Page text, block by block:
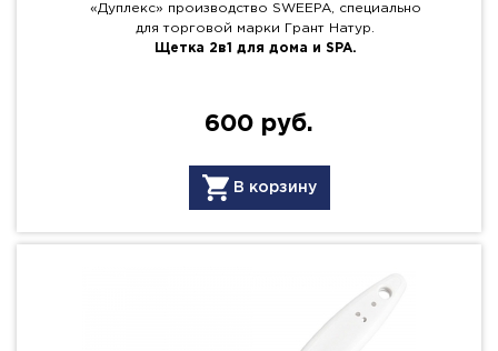
«Дуплекс» производство SWEEPA, специально
для торговой марки Грант Натур.
Щетка 2в1 для дома и SPA.
600 руб.
В корзину